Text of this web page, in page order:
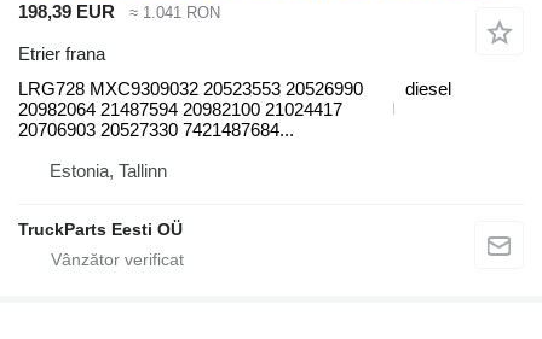
198,39 EUR ≈ 1.041 RON
Etrier frana
LRG728 MXC9309032 20523553 20526990
20982064 21487594 20982100 21024417
20706903 20527330 7421487684...
diesel
Estonia, Tallinn
TruckParts Eesti OÜ